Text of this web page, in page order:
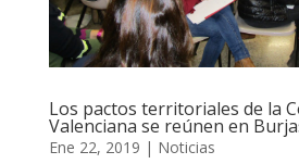
Los pactos territoriales de la
Valenciana se reúnen en
Ene 22, 2019 | Noticias